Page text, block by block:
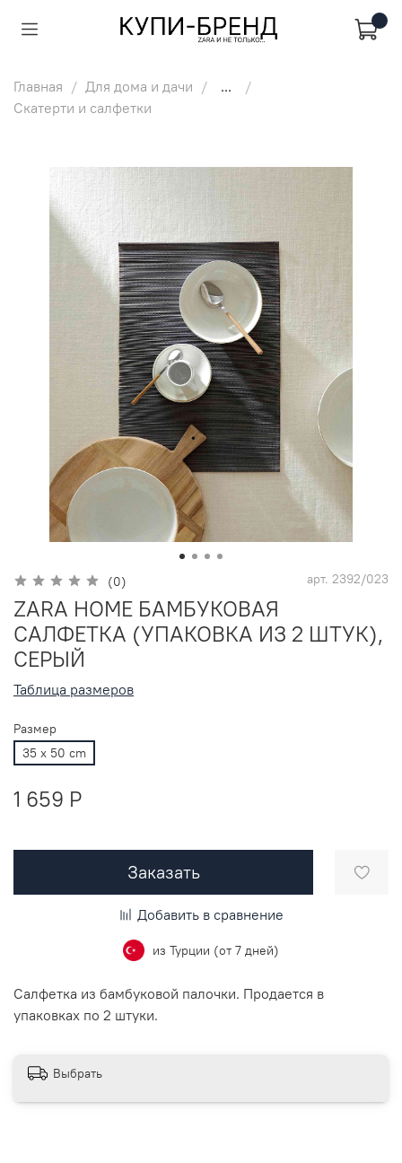
Главная Для дома и дачи
...
Скатерти и салфетки
(0) арт. 2392/023
ZARA HOME БАМБУКОВАЯ
САЛФЕТКА (УПАКОВКА ИЗ 2 ШТУК),
СЕРЫЙ
Таблица размеров
Размер
35 x 50 cm
1 659 P
Заказать
Добавить в сравнение
из Турции (от 7 дней)
Салфетка из бамбуковой палочки. Продается в
упаковках по 2 штуки.
Выбрать